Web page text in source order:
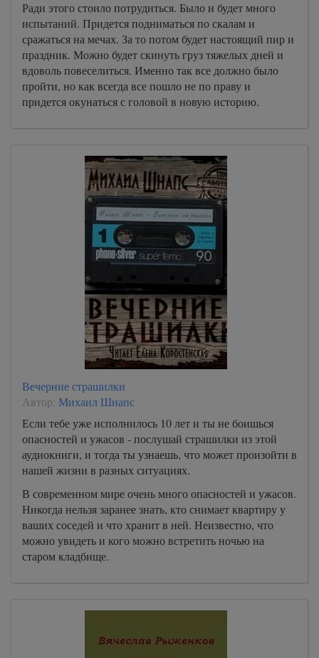
Ради этого стоило потрудиться. Было и будет много
испытаний. Придется подниматься по скалам и
сражаться на мечах. За то потом будет настоящий пир и
праздник. Можно будет скинуть груз тяжелых дней и
вдоволь повеселиться. Именно так все должно было
пройти, но как всегда все пошло не по праву и
придется окунаться с головой в новую историю.
Вечерние страшилки
Автор: Михаил Шнапс
Если тебе уже исполнилось 10 лет и ты не боишься
опасностей и ужасов - послушай страшилки из этой
аудиокниги, и тогда ты узнаешь, что может произойти в
нашей жизни в разных ситуациях.
В современном мире очень много опасностей и ужасов.
Никогда нельзя заранее знать, кто снимает квартиру у
ваших соседей и что хранит в ней. Неизвестно, что
можно увидеть и кого можно встретить ночью на
старом кладбище.